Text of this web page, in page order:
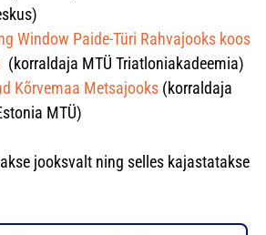
Window Paide-Türi Rahvajooks koos
(korraldaja MTÜ Triatloniakadeemia)
Kõrvemaa Metsajooks (korraldaja
MTÜ)
jooksvalt ning selles kajastatakse